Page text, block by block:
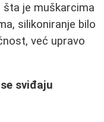
je muškarcima
silikoniranje bilo
već upravo
sviđaju